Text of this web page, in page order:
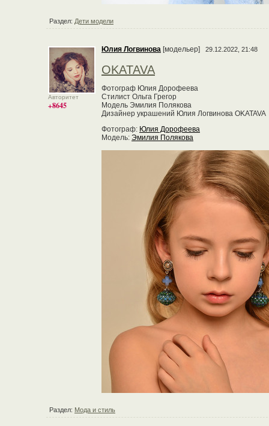
Раздел: Дети модели
Авторитет
+8645
Юлия Логвинова [модельер] 29.12.2022, 21:48
OKATAVA
Фотограф Юлия Дорофеева
Стилист Ольга Грегор
Модель Эмилия Полякова
Дизайнер украшений Юлия Логвинова OKATAVA
Фотограф: Юлия Дорофеева
Модель: Эмилия Полякова
Раздел: Мода и стиль